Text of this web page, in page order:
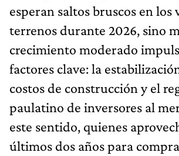
esperan saltos bruscos en los
terrenos durante 2026, sino
crecimiento moderado
factores clave: la
costos de construcción y el
paulatino de inversores al
este sentido, quienes
últimos dos años para